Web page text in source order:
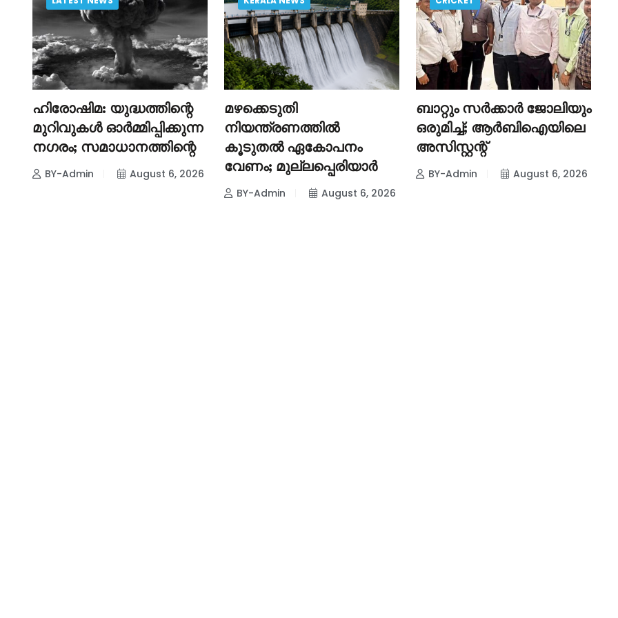
ഹിരോഷിമ: യുദ്ധത്തിന്റെ
മുറിവുകൾ ഓർമ്മിപ്പിക്കുന്ന
നഗരം; സമാധാനത്തിന്റെ
BY-Admin August 6, 2026
മഴക്കെടുതി
നിയന്ത്രണത്തിൽ
കൂടുതൽ ഏകോപനം
വേണം; മുല്ലപ്പെരിയാർ
BY-Admin August 6, 2026
ബാറ്റും സർക്കാർ ജോലിയും
ഒരുമിച്ച്; ആർബിഐയിലെ
അസിസ്റ്റന്റ്
BY-Admin August 6, 2026